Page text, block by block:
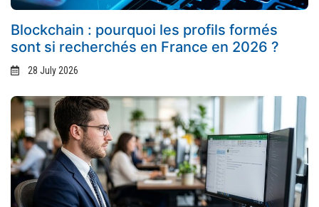
Blockchain : pourquoi les profils formés
sont si recherchés en France en 2026 ?
28 July 2026